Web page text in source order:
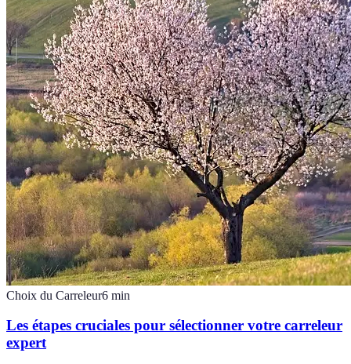
Choix du Carreleur6 min
Les étapes cruciales pour sélectionner votre carreleur
expert